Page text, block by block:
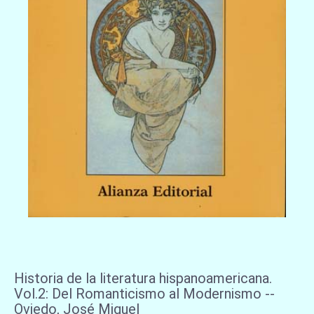
Historia de la literatura hispanoamericana.
Vol.2: Del Romanticismo al Modernismo --
Oviedo, José Miguel